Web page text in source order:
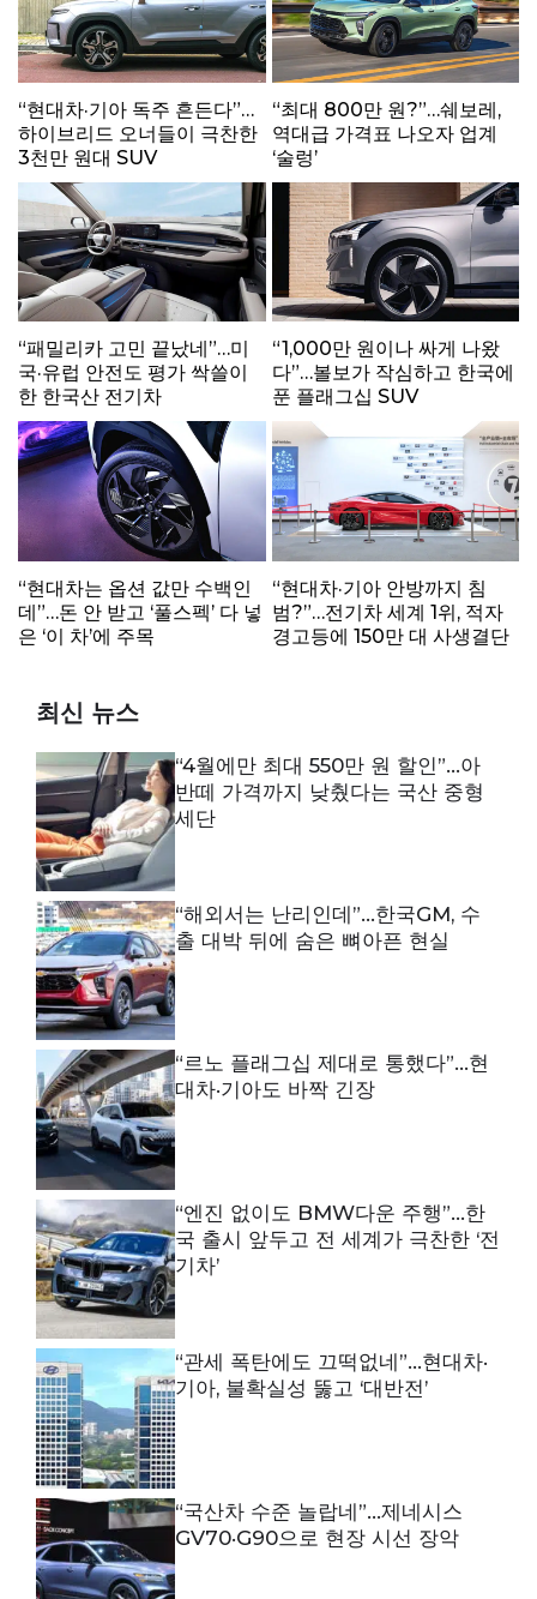
“현대차·기아 독주 흔든다”…
하이브리드 오너들이 극찬한
3천만 원대 SUV
“최대 800만 원?”…쉐보레,
역대급 가격표 나오자 업계
‘술렁’
“패밀리카 고민 끝났네”…미
국·유럽 안전도 평가 싹쓸이
한 한국산 전기차
“1,000만 원이나 싸게 나왔
다”…볼보가 작심하고 한국에
푼 플래그십 SUV
“현대차는 옵션 값만 수백인
데”…돈 안 받고 ‘풀스펙’ 다 넣
은 ‘이 차’에 주목
“현대차·기아 안방까지 침
범?”…전기차 세계 1위, 적자
경고등에 150만 대 사생결단
최신 뉴스
“4월에만 최대 550만 원 할인”…아
반떼 가격까지 낮췄다는 국산 중형
세단
“해외서는 난리인데”…한국GM, 수
출 대박 뒤에 숨은 뼈아픈 현실
“르노 플래그십 제대로 통했다”…현
대차·기아도 바짝 긴장
“엔진 없이도 BMW다운 주행”…한
국 출시 앞두고 전 세계가 극찬한 ‘전
기차’
“관세 폭탄에도 끄떡없네”…현대차·
기아, 불확실성 뚫고 ‘대반전’
“국산차 수준 놀랍네”…제네시스
GV70·G90으로 현장 시선 장악